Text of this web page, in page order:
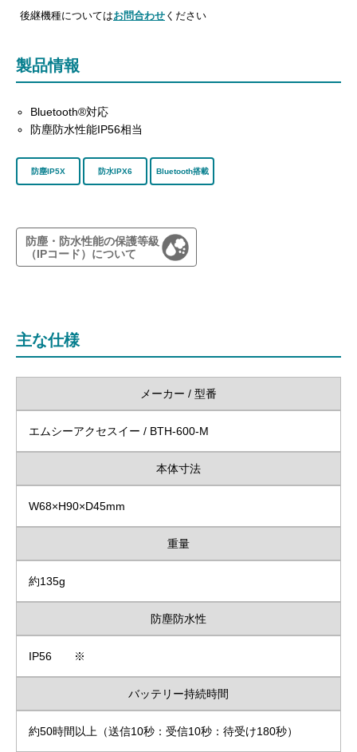
後継機種についてはお問合わせ ください
製品情報
Bluetooth®対応
防塵防水性能IP56相当
防塵IP5X 防水IPX6 Bluetooth搭載
防塵・防水性能の保護等級
（IPコード）について
主な仕様
メーカー / 型番
エムシーアクセスイー / BTH-600-M
本体寸法
W68×H90×D45mm
重量
約135g
防塵防水性
IP56 ※
バッテリー持続時間
約50時間以上（送信10秒：受信10秒：待受け180秒）